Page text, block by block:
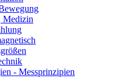
Medizin
- Messprinzipien